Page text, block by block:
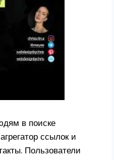
в поиске
ссылок и
Пользователи